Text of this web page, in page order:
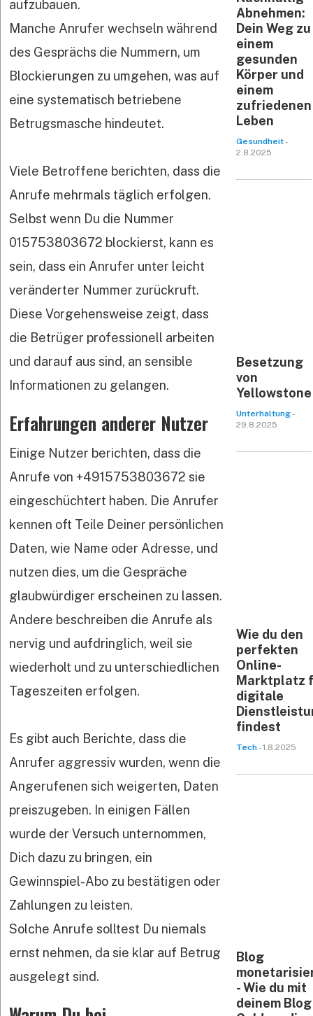
aufzubauen.
Manche Anrufer wechseln während
des Gesprächs die Nummern, um
Blockierungen zu umgehen, was auf
eine systematisch betriebene
Betrugsmasche hindeutet.
Viele Betroffene berichten, dass die
Anrufe mehrmals täglich erfolgen.
Selbst wenn Du die Nummer
015753803672 blockierst, kann es
sein, dass ein Anrufer unter leicht
veränderter Nummer zurückruft.
Diese Vorgehensweise zeigt, dass
die Betrüger professionell arbeiten
und darauf aus sind, an sensible
Informationen zu gelangen.
Erfahrungen anderer Nutzer
Einige Nutzer berichten, dass die
Anrufe von +4915753803672 sie
eingeschüchtert haben. Die Anrufer
kennen oft Teile Deiner persönlichen
Daten, wie Name oder Adresse, und
nutzen dies, um die Gespräche
glaubwürdiger erscheinen zu lassen.
Andere beschreiben die Anrufe als
nervig und aufdringlich, weil sie
wiederholt und zu unterschiedlichen
Tageszeiten erfolgen.
Es gibt auch Berichte, dass die
Anrufer aggressiv wurden, wenn die
Angerufenen sich weigerten, Daten
preiszugeben. In einigen Fällen
wurde der Versuch unternommen,
Dich dazu zu bringen, ein
Gewinnspiel-Abo zu bestätigen oder
Zahlungen zu leisten.
Solche Anrufe solltest Du niemals
ernst nehmen, da sie klar auf Betrug
ausgelegt sind.
Abnehmen:
Dein Weg zu
einem
gesunden
Körper und
einem
zufriedenen
Leben
Gesundheit-
2.8.2025
Besetzung
von
Yellowstone
Unterhaltung-
29.8.2025
Wie du den
perfekten
Online-
Marktplatz
digitale
findest
Tech- 1.8.2025
Blog
- Wie du mit
deinem Blog